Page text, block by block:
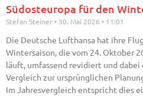
Südosteuropa für den
Stefan Steiner 30. Mai 2026 11:01
Die Deutsche Lufthansa hat ihre
Wintersaison, die vom 24. Oktober
läuft, umfassend revidiert und
Vergleich zur ursprünglichen
Im Jahresvergleich entspricht dies